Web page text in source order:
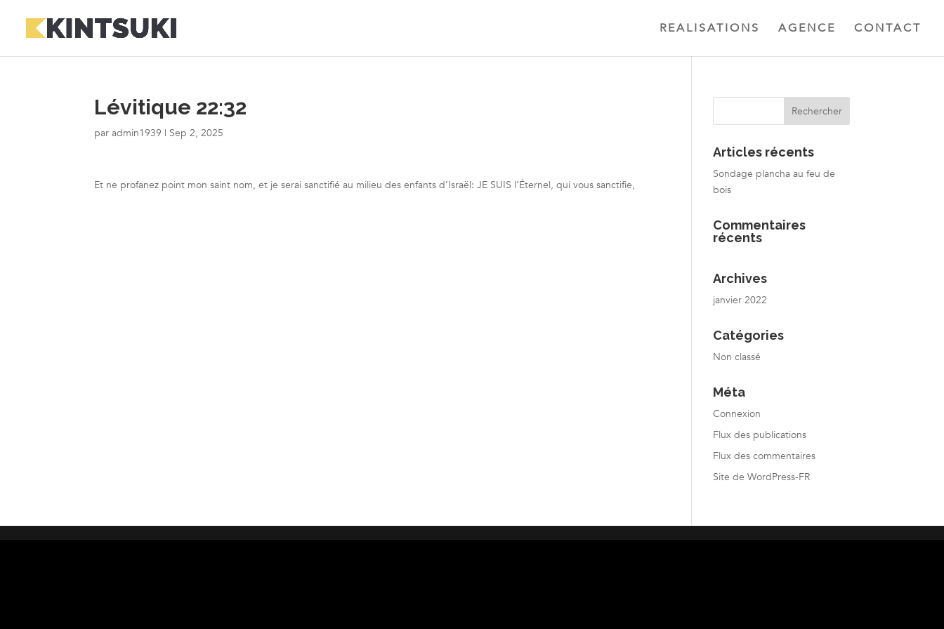
REALISATIONS AGENCE CONTACT
Lévitique 22:32
paradmin1939 | Sep 2, 2025
Et ne profanez point mon saint nom, et je serai sanctifié au milieu des enfants d’Israël: JE SUIS l’Éternel, qui vous sanctifie,
Articles récents
Sondage plancha au feu de
bois
Commentaires
récents
Archives
janvier 2022
Catégories
Non classé
Méta
Connexion
Flux des publications
Flux des commentaires
Site de WordPress-FR